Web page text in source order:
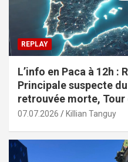
REPLAY
L’info en Paca à 12h :
Principale suspecte
retrouvée morte, Tour
07.07.2026 Killian Tanguy